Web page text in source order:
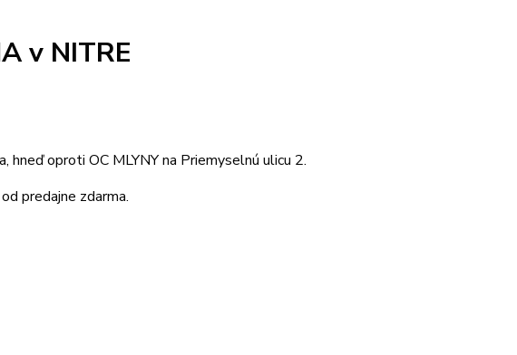
v NITRE
oproti OC MLYNY na Priemyselnú ulicu 2.
predajne zdarma.